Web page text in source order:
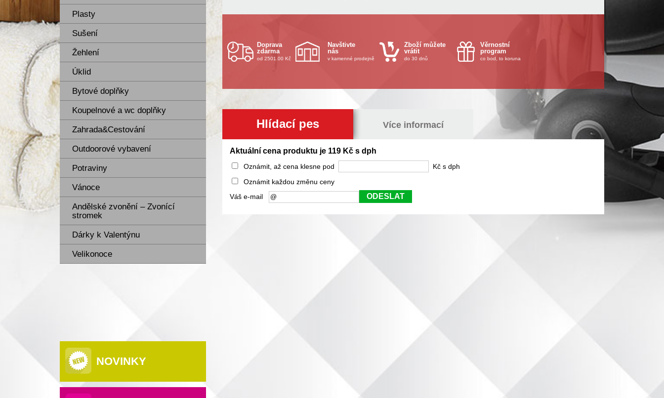
Plasty
Sušení
Žehlení
Úklid
Bytové doplňky
Koupelnové a wc doplňky
Zahrada&Cestování
Outdoorové vybavení
Potraviny
Vánoce
Andělské zvonění – Zvonící
stromek
Dárky k Valentýnu
Velikonoce
NOVINKY
Doprava
zdarma
od 2501.00 Kč
Navštivte
nás
v kamenné prodejně
Zboží můžete
vrátit
do 30 dnů
Věrnostní
program
co bod, to koruna
Hlídací pes Více informací
Aktuální cena produktu je 119 Kč s dph
Oznámit, až cena klesne pod
Kč s dph
Oznámit každou změnu ceny
Váš e-mail
ODESLAT